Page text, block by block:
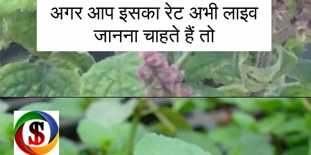
अगर आप इसका रेट अभी लाइव
जानना चाहते हैं तो